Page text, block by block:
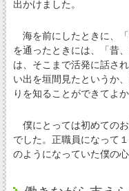
出かけました。
海を前にしたときに、
を通ったときには、「昔
は、そこまで活発に話さ
い出を垣間見たというか
りを知ることができてよ
僕にとっては初めての
でした。正職員になって
のようになっていた僕の